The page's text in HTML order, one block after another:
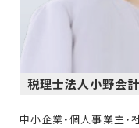
税理士法人小野会
中小企業・個人事業主・